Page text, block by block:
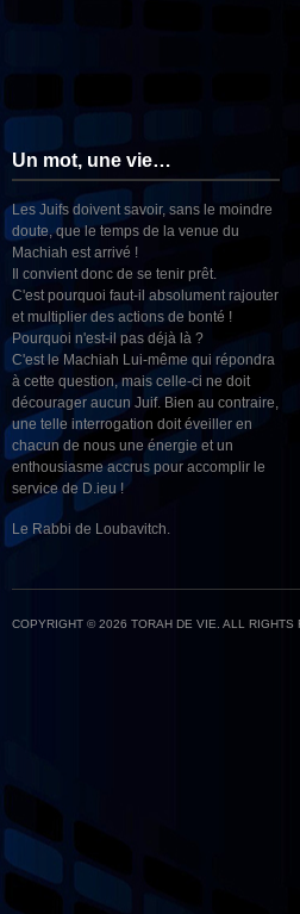
Un mot, une vie…
Les Juifs doivent savoir, sans le moindre
doute, que le temps de la venue du
Machiah est arrivé !
Il convient donc de se tenir prêt.
C'est pourquoi faut-il absolument rajouter
et multiplier des actions de bonté !
Pourquoi n'est-il pas déjà là ?
C'est le Machiah Lui-même qui répondra
à cette question, mais celle-ci ne doit
décourager aucun Juif. Bien au contraire,
une telle interrogation doit éveiller en
chacun de nous une énergie et un
enthousiasme accrus pour accomplir le
service de D.ieu !
Le Rabbi de Loubavitch.
COPYRIGHT © 2026 TORAH DE VIE. ALL RIGHTS